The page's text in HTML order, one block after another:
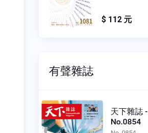
$ 112 元
有聲雜誌
天下雜誌 -
No.0854